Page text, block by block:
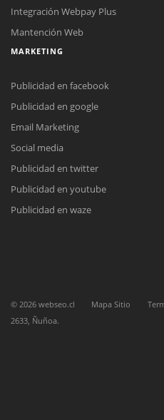
Nuestros ejecutivos le enviarán
Meet para la
Complete el formulario y
para enviarnos un correo
Integración Webpay Plus
Mantención Web
MARKETING
Publicidad en facebook
Publicidad en google
Email Marketing
Social media
Publicidad en twitter
Publicidad en youtube
Publicidad en waze
© 2026 webseo.cl Mapa Sitio
2633, Ñuñoa.